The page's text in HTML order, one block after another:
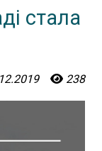
стала
238